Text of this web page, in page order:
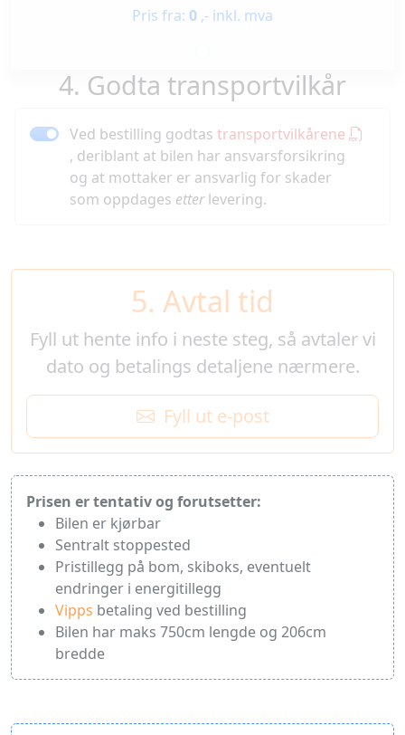
Pris fra: 0 ,- inkl. mva
4. Godta transportvilkår
Ved bestilling godtas transportvilkårene
, deriblant at bilen har ansvarsforsikring
og at mottaker er ansvarlig for skader
som oppdages etterlevering.
5. Avtal tid
Fyll ut hente info i neste steg, så avtaler vi
dato og betalings detaljene nærmere.
Fyll ut e-post
Prisen er tentativ og forutsetter:
Bilen er kjørbar
Sentralt stoppested
Pristillegg på bom, skiboks, eventuelt
endringer i energitillegg
Vipps betaling ved bestilling
Bilen har maks 750cm lengde og 206cm
bredde